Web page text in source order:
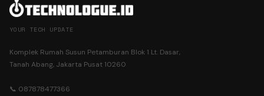
YOUR TECH UPDATE
Komplek Rumah Susun Petamburan Blok 1 Lt. Dasar,
Tanah Abang, Jakarta Pusat 10260
📞 087878477366